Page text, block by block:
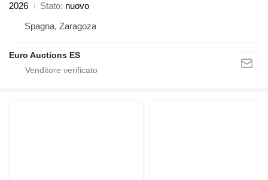
2026
Stato nuovo
Spagna, Zaragoza
Euro Auctions ES